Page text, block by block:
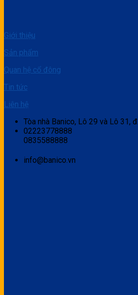
Giới thiệu
Sản phẩm
Quan hệ cổ đông
Tin tức
Liên hệ
Tòa nhà Banico, Lô 29 và Lô 31,
02223778888
0835588888
info@banico.vn